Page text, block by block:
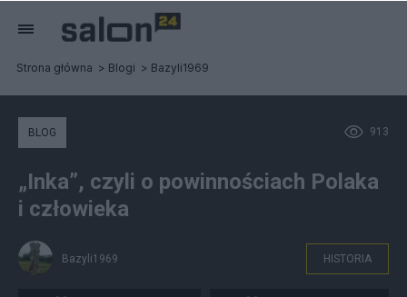
Strona główna Blogi Bazyli1969
913
BLOG
„Inka”, czyli o powinnościach Polaka
i człowieka
Bazyli1969 HISTORIA